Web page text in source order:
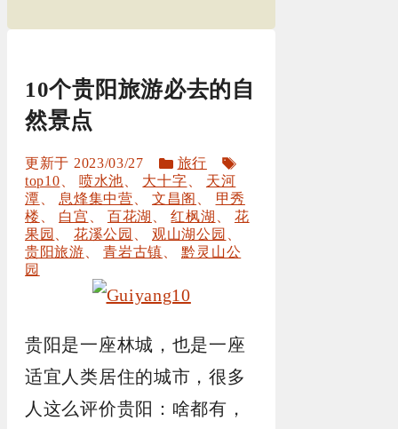
10个贵阳旅游必去的自
然景点
2023/03/27
分
类
旅行
top10 喷水池 大十字
天河
潭
息烽集中营 、文昌阁
甲秀
楼
白宫 百花湖 、红枫湖
花
果园
花溪公园 、观山湖公园
贵阳旅游 、青岩古镇 、黔灵山公
园
贵阳是一座林城，也是一座
适宜人类居住的城市，很多
人这么评价贵阳：啥都有，